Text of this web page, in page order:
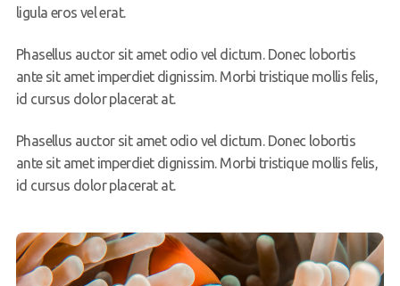
ligula eros vel erat.
Phasellus auctor sit amet odio vel dictum. Donec lobortis
ante sit amet imperdiet dignissim. Morbi tristique mollis felis,
id cursus dolor placerat at.
Phasellus auctor sit amet odio vel dictum. Donec lobortis
ante sit amet imperdiet dignissim. Morbi tristique mollis felis,
id cursus dolor placerat at.